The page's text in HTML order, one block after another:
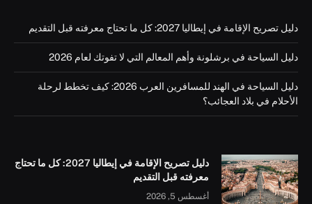
دليل تصريح الإقامة في إيطاليا 2027: كل ما تحتاج معرفته قبل التقديم
دليل السياحة في برشلونة وأهم المعالم التي لا تفوتك لعام 2026
دليل السياحة في الهند للمسافرين العرب 2026: كيف تخطط لرحلة
الأحلام في بلاد العجائب؟
دليل تصريح الإقامة في إيطاليا 2027: كل ما تحتاج
معرفته قبل التقديم
أغسطس 5, 2026